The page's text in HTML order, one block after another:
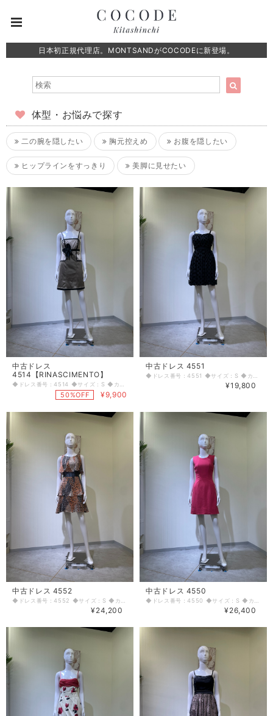
日本初正規代理店。MONTSANDがCOCODEに新登場。
体型・お悩みで探す
二の腕を隠したい 胸元控えめ お腹を隠したい
ヒップラインをすっきり 美脚に見せたい
中古ドレス
4514【RINASCIMENTO】
50%OFF ¥9,900
中古ドレス 4551
¥19,800
中古ドレス 4552
¥24,200
中古ドレス 4550
¥26,400